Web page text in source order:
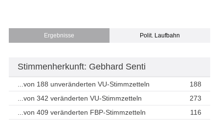
Ergebnisse Polit. Laufbahn
Stimmenherkunft: Gebhard Senti
...von 188 unveränderten VU-Stimmzetteln
188
...von 342 veränderten VU-Stimmzetteln
273
...von 409 veränderten FBP-Stimmzetteln
116